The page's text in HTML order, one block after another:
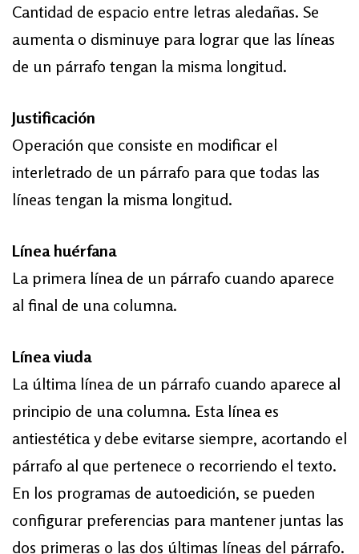
Cantidad de espacio entre letras aledañas. Se
aumenta o disminuye para lograr que las líneas
de un párrafo tengan la misma longitud.
Justificación
Operación que consiste en modificar el
interletrado de un párrafo para que todas las
líneas tengan la misma longitud.
Línea huérfana
La primera línea de un párrafo cuando aparece
al final de una columna.
Línea viuda
La última línea de un párrafo cuando aparece al
principio de una columna. Esta línea es
antiestética y debe evitarse siempre, acortando el
párrafo al que pertenece o recorriendo el texto.
En los programas de autoedición, se pueden
configurar preferencias para mantener juntas las
dos primeras o las dos últimas líneas del párrafo.